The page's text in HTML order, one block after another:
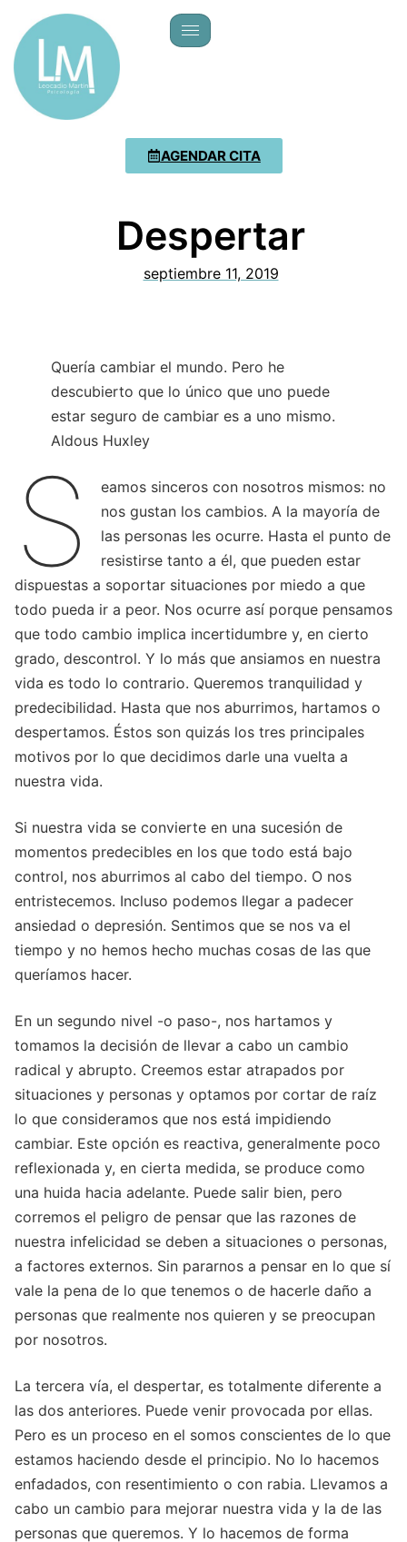
AGENDAR CITA
Despertar
septiembre 11, 2019
Quería cambiar el mundo. Pero he
descubierto que lo único que uno puede
estar seguro de cambiar es a uno mismo.
Aldous Huxley
S
eamos sinceros con nosotros mismos: no
nos gustan los cambios. A la mayoría de
las personas les ocurre. Hasta el punto de
resistirse tanto a él, que pueden estar
dispuestas a soportar situaciones por miedo a que
todo pueda ir a peor. Nos ocurre así porque pensamos
que todo cambio implica incertidumbre y, en cierto
grado, descontrol. Y lo más que ansiamos en nuestra
vida es todo lo contrario. Queremos tranquilidad y
predecibilidad. Hasta que nos aburrimos, hartamos o
despertamos. Éstos son quizás los tres principales
motivos por lo que decidimos darle una vuelta a
nuestra vida.
Si nuestra vida se convierte en una sucesión de
momentos predecibles en los que todo está bajo
control, nos aburrimos al cabo del tiempo. O nos
entristecemos. Incluso podemos llegar a padecer
ansiedad o depresión. Sentimos que se nos va el
tiempo y no hemos hecho muchas cosas de las que
queríamos hacer.
En un segundo nivel -o paso-, nos hartamos y
tomamos la decisión de llevar a cabo un cambio
radical y abrupto. Creemos estar atrapados por
situaciones y personas y optamos por cortar de raíz
lo que consideramos que nos está impidiendo
cambiar. Este opción es reactiva, generalmente poco
reflexionada y, en cierta medida, se produce como
una huida hacia adelante. Puede salir bien, pero
corremos el peligro de pensar que las razones de
nuestra infelicidad se deben a situaciones o personas,
a factores externos. Sin pararnos a pensar en lo que sí
vale la pena de lo que tenemos o de hacerle daño a
personas que realmente nos quieren y se preocupan
por nosotros.
La tercera vía, el despertar, es totalmente diferente a
las dos anteriores. Puede venir provocada por ellas.
Pero es un proceso en el somos conscientes de lo que
estamos haciendo desde el principio. No lo hacemos
enfadados, con resentimiento o con rabia. Llevamos a
cabo un cambio para mejorar nuestra vida y la de las
personas que queremos. Y lo hacemos de forma